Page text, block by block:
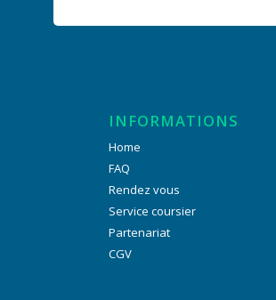
INFORMATIONS
Home
FAQ
Rendez vous
Service coursier
Partenariat
CGV